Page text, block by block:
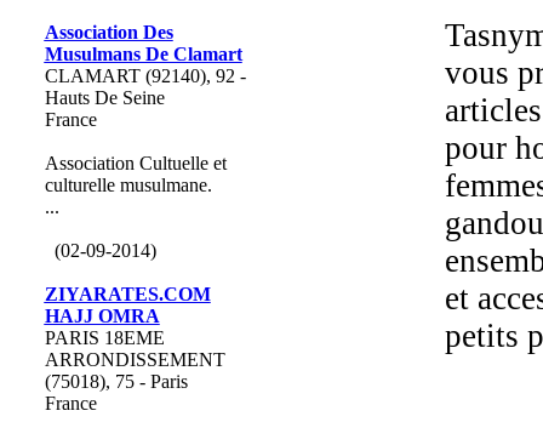
Association Des
Musulmans De Clamart
CLAMART (92140), 92 -
Hauts De Seine
France
Association Cultuelle et
culturelle musulmane.
...
(02-09-2014)
ZIYARATES.COM
HAJJ OMRA
PARIS 18EME
ARRONDISSEMENT
(75018), 75 - Paris
France
vous
pour
et
petits